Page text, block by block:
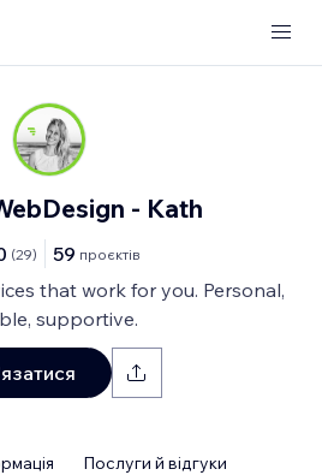
- Kath
(29) 59 проєктів
that work for you. Personal,
supportive.
Послуги й відгуки